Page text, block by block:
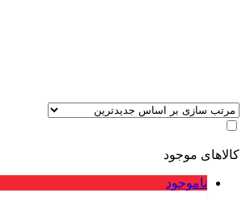
کالاهای موجود
ناموجود